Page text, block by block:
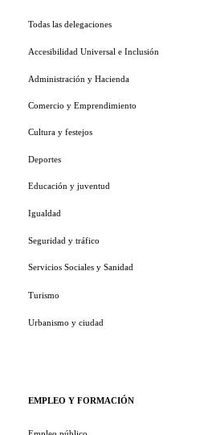
Todas las delegaciones
Accesibilidad Universal e Inclusión
Administración y Hacienda
Comercio y Emprendimiento
Cultura y festejos
Deportes
Educación y juventud
Igualdad
Seguridad y tráfico
Servicios Sociales y Sanidad
Turismo
Urbanismo y ciudad
EMPLEO Y FORMACIÓN